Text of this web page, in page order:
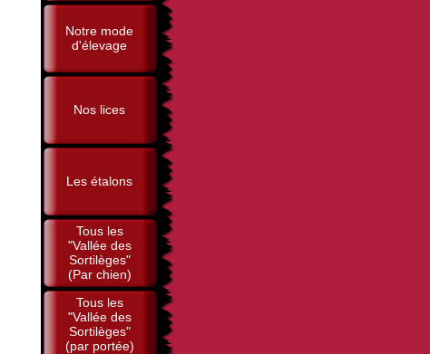
Notre mode
d'élevage
Nos lices
Les étalons
Tous les
"Vallée des
Sortilèges"
(Par chien)
Tous les
"Vallée des
Sortilèges"
(par portée)